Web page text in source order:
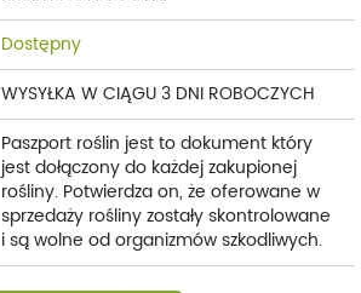
Dostępny
WYSYŁKA W CIĄGU 3 DNI ROBOCZYCH
Paszport roślin jest to dokument który
jest dołączony do każdej zakupionej
rośliny. Potwierdza on, że oferowane w
sprzedaży rośliny zostały skontrolowane
i są wolne od organizmów szkodliwych.